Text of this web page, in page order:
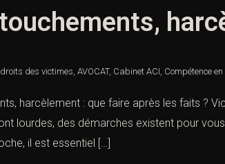
des victimes, AVOCAT, Cabinet ACI, Compétence
harcèlement : que faire après les faits ?
lourdes, des démarches existent pour
il est essentiel […]